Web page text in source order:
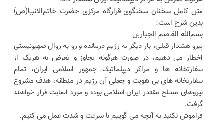
متن کامل سخنان سخنگوی قرارگاه مرکزی حضرت خاتم‌الانبیا(ص)
بدین شرح است:
بسم‌الله القاصم الجبارین
پیرو هشدار قبلی، بار دیگر به رژیم درمانده و رو به زوال صهیونیستی
اخطار می دهیم، در صورت هرگونه تجاوز و تعرض به هریک از
سفارتخانه ها و مراکز دیپلماتیک جمهور اسلامی ایران، تمام
سفارتخانه های بی هویت و جعلی آن رژیم در منطقه، هدف مشروع
نیروهای مسلح مقتدر ایران اسلامی بوده و مورد اصابت قرار خواهند
گرفت.
فراموش نکنید به آنچه می گوییم با سرعت و شدت عمل می کنیم.